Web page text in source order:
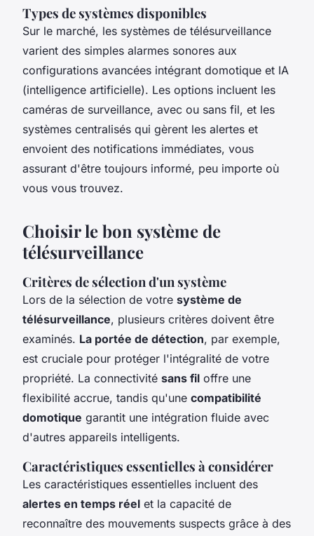
Types de systèmes disponibles
Sur le marché, les systèmes de télésurveillance
varient des simples alarmes sonores aux
configurations avancées intégrant domotique et IA
(intelligence artificielle). Les options incluent les
caméras de surveillance, avec ou sans fil, et les
systèmes centralisés qui gèrent les alertes et
envoient des notifications immédiates, vous
assurant d'être toujours informé, peu importe où
vous vous trouvez.
Choisir le bon système de
télésurveillance
Critères de sélection d'un système
Lors de la sélection de votre système de
télésurveillance, plusieurs critères doivent être
examinés. La portée de détection, par exemple,
est cruciale pour protéger l'intégralité de votre
propriété. La connectivité sans fil offre une
flexibilité accrue, tandis qu'une compatibilité
domotique garantit une intégration fluide avec
d'autres appareils intelligents.
Caractéristiques essentielles à considérer
Les caractéristiques essentielles incluent des
alertes en temps réel et la capacité de
reconnaître des mouvements suspects grâce à des